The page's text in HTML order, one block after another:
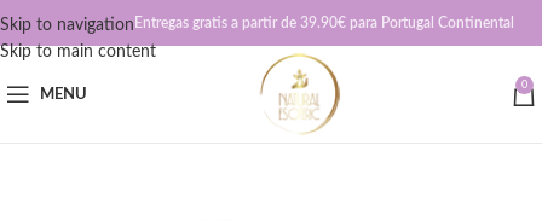
Skip to navigation
Skip to main content
Entregas gratis a partir de 39.90€ para Portugal Continental
MENU
0